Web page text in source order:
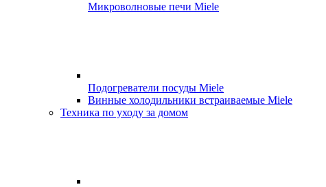
Микроволновые печи Miele
Подогреватели посуды Miele
Винные холодильники встраиваемые Miele
Техника по уходу за домом